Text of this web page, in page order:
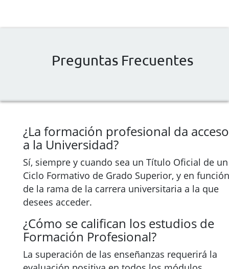
Preguntas Frecuentes
¿La formación profesional da acceso
a la Universidad?
Sí, siempre y cuando sea un Título Oficial de un
Ciclo Formativo de Grado Superior, y en función
de la rama de la carrera universitaria a la que
desees acceder.
¿Cómo se califican los estudios de
Formación Profesional?
La superación de las enseñanzas requerirá la